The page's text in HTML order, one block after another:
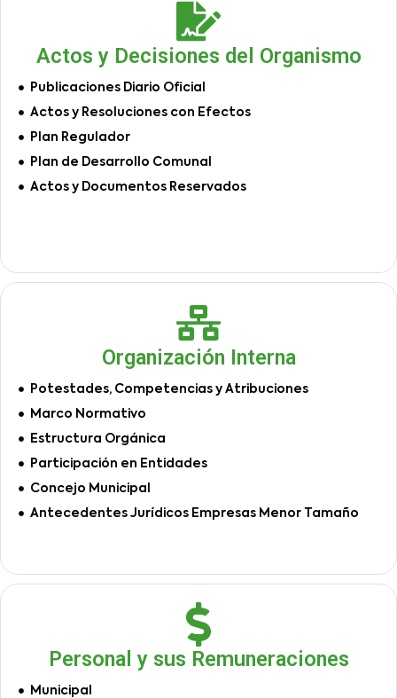
Actos y Decisiones del Organismo
Publicaciones Diario Oficial
Actos y Resoluciones con Efectos
Plan Regulador
Plan de Desarrollo Comunal
Actos y Documentos Reservados
Organización Interna
Potestades, Competencias y Atribuciones
Marco Normativo
Estructura Orgánica
Participación en Entidades
Concejo Municipal
Antecedentes Jurídicos Empresas Menor Tamaño
Personal y sus Remuneraciones
Municipal